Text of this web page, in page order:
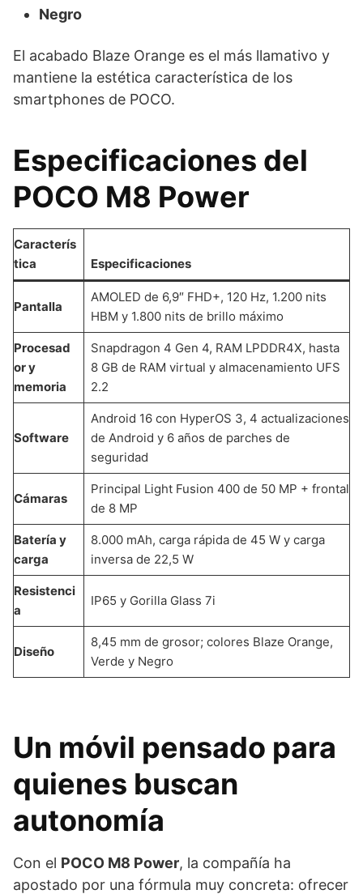
Negro
El acabado Blaze Orange es el más llamativo y
mantiene la estética característica de los
smartphones de POCO.
Especificaciones del
POCO M8 Power
Caracterís
tica
Especificaciones
Pantalla
AMOLED de 6,9″ FHD+, 120 Hz, 1.200 nits
HBM y 1.800 nits de brillo máximo
Procesad
or y
memoria
Snapdragon 4 Gen 4, RAM LPDDR4X, hasta
8 GB de RAM virtual y almacenamiento UFS
2.2
Software
Android 16 con HyperOS 3, 4 actualizaciones
de Android y 6 años de parches de
seguridad
Cámaras
Principal Light Fusion 400 de 50 MP + frontal
de 8 MP
Batería y
carga
8.000 mAh, carga rápida de 45 W y carga
inversa de 22,5 W
Resistenci
a
IP65 y Gorilla Glass 7i
Diseño
8,45 mm de grosor; colores Blaze Orange,
Verde y Negro
Un móvil pensado para
quienes buscan
autonomía
Con el POCO M8 Power, la compañía ha
apostado por una fórmula muy concreta: ofrecer